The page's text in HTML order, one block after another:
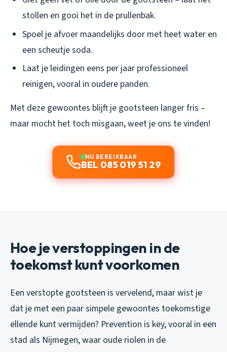
stollen en gooi het in de prullenbak.
Spoel je afvoer maandelijks door met heet water en
een scheutje soda.
Laat je leidingen eens per jaar professioneel
reinigen, vooral in oudere panden.
Met deze gewoontes blijft je gootsteen langer fris –
maar mocht het toch misgaan, weet je ons te vinden!
NU BEREIKBAAR
BEL 085 019 51 29
Hoe je verstoppingen in de
toekomst kunt voorkomen
Een verstopte gootsteen is vervelend, maar wist je
dat je met een paar simpele gewoontes toekomstige
ellende kunt vermijden? Prevention is key, vooral in een
stad als Nijmegen, waar oude riolen in de